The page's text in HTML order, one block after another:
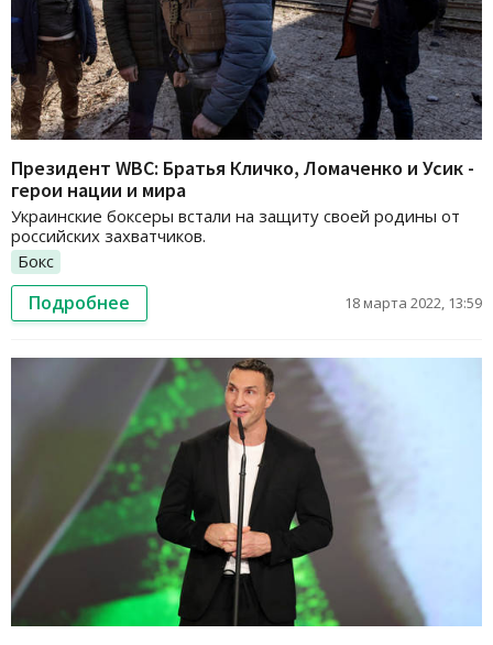
Президент WBC: Братья Кличко, Ломаченко и Усик -
герои нации и мира
Украинские боксеры встали на защиту своей родины от
российских захватчиков.
Бокс
Подробнее 18 марта 2022, 13:59